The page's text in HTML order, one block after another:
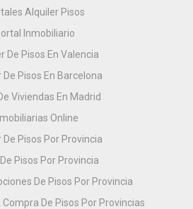
Alquiler Pisos
Inmobiliario
De Pisos En Valencia
De Pisos En Barcelona
Viviendas En Madrid
Online
De Pisos Por Provincia
Pisos Por Provincia
De Pisos Por Provincia
De Pisos Por Provincias